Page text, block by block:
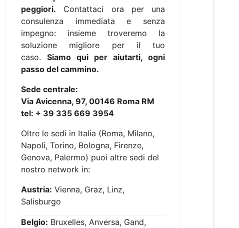
peggiori. Contattaci ora per una
consulenza immediata e senza
impegno: insieme troveremo la
soluzione migliore per il tuo
caso. Siamo qui per aiutarti, ogni
passo del cammino.
Sede centrale:
Via Avicenna, 97, 00146 Roma RM
tel: + 39 335 669 3954
Oltre le sedi in Italia (Roma, Milano,
Napoli, Torino, Bologna, Firenze,
Genova, Palermo) puoi altre sedi del
nostro network in:
Austria: Vienna, Graz, Linz,
Salisburgo
Belgio: Bruxelles, Anversa, Gand,